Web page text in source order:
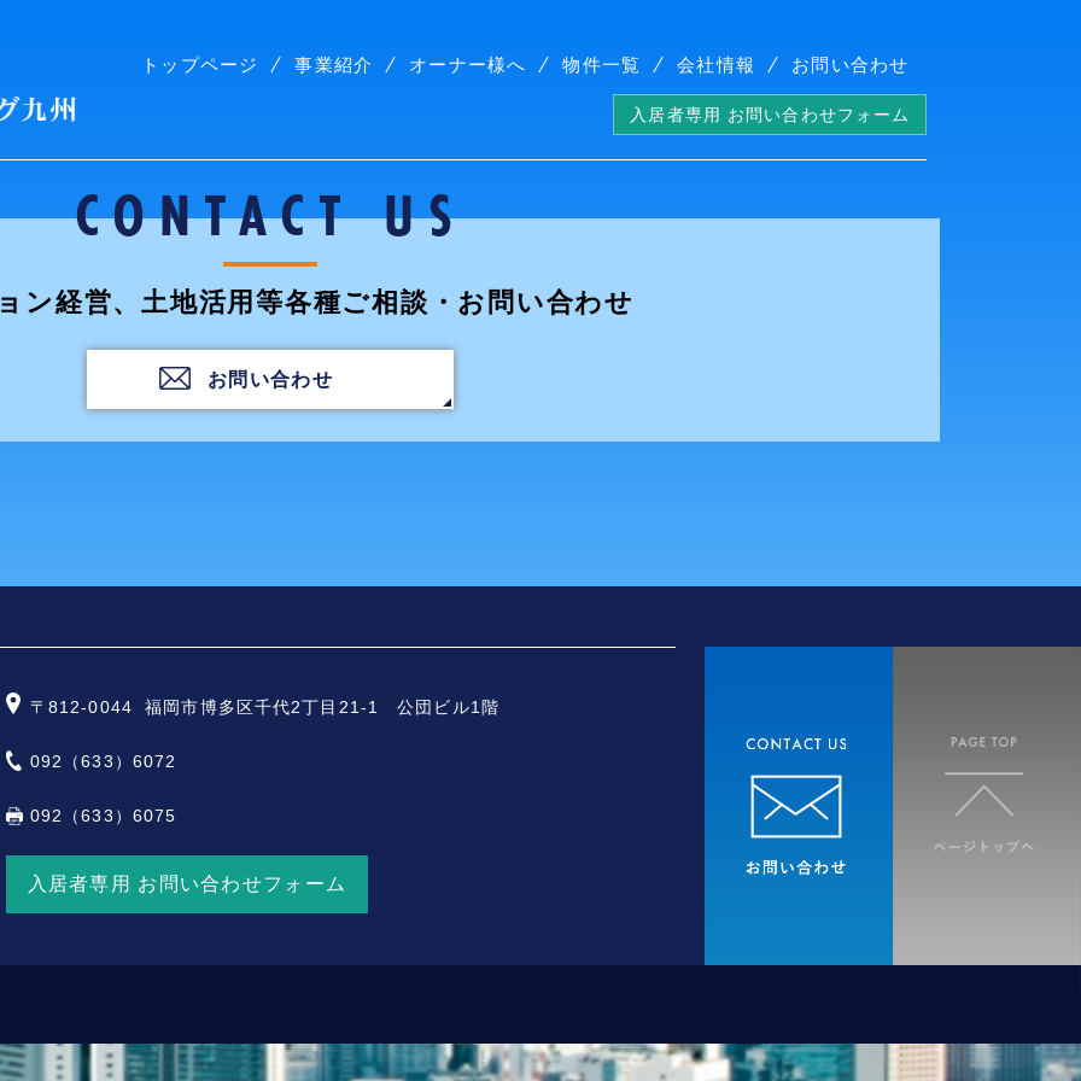
株式会社コープリビング九州
トップページ 事業紹介 オーナー様へ 物件一覧 会社情報 お問い合わせ
入居者専用 お問い合わせフォーム
CONTACT US
ン経営、土地活用等各種ご相談・お問い合わせ
お問い合わせ
〒812-0044 福岡市博多区千代2丁目21-1 公団ビル1階
092（633）6072
092（633）6075
入居者専用 お問い合わせフォーム